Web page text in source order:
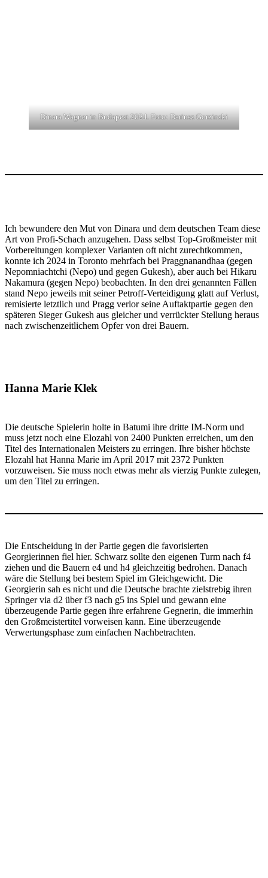
Dinara Wagner in Budapest 2024. Foto: Dariusz Gorzinski
Ich bewundere den Mut von Dinara und dem deutschen Team diese
Art von Profi-Schach anzugehen. Dass selbst Top-Großmeister mit
Vorbereitungen komplexer Varianten oft nicht zurechtkommen,
konnte ich 2024 in Toronto mehrfach bei Praggnanandhaa (gegen
Nepomniachtchi (Nepo) und gegen Gukesh), aber auch bei Hikaru
Nakamura (gegen Nepo) beobachten. In den drei genannten Fällen
stand Nepo jeweils mit seiner Petroff-Verteidigung glatt auf Verlust,
remisierte letztlich und Pragg verlor seine Auftaktpartie gegen den
späteren Sieger Gukesh aus gleicher und verrückter Stellung heraus
nach zwischenzeitlichem Opfer von drei Bauern.
Hanna Marie Klek
Die deutsche Spielerin holte in Batumi ihre dritte IM-Norm und
muss jetzt noch eine Elozahl von 2400 Punkten erreichen, um den
Titel des Internationalen Meisters zu erringen. Ihre bisher höchste
Elozahl hat Hanna Marie im April 2017 mit 2372 Punkten
vorzuweisen. Sie muss noch etwas mehr als vierzig Punkte zulegen,
um den Titel zu erringen.
Die Entscheidung in der Partie gegen die favorisierten
Georgierinnen fiel hier. Schwarz sollte den eigenen Turm nach f4
ziehen und die Bauern e4 und h4 gleichzeitig bedrohen. Danach
wäre die Stellung bei bestem Spiel im Gleichgewicht. Die
Georgierin sah es nicht und die Deutsche brachte zielstrebig ihren
Springer via d2 über f3 nach g5 ins Spiel und gewann eine
überzeugende Partie gegen ihre erfahrene Gegnerin, die immerhin
den Großmeistertitel vorweisen kann. Eine überzeugende
Verwertungsphase zum einfachen Nachbetrachten.